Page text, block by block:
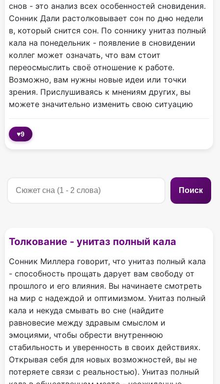
снов - это анализ всех особенностей сновидения.
Сонник Дали растолковывает сон по дню недели
в, который снится сон. По соннику унитаз полный
кала на понедельник - появление в сновидении
коллег может означать, что вам стоит
переосмыслить своё отношение к работе.
Возможно, вам нужны новые идеи или точки
зрения. Прислушиваясь к мнениям других, вы
можете значительно изменить свою ситуацию
♥9
Поиск
Толкование - унитаз полный кала
Сонник Миллера говорит, что унитаз полный кала
- способность прощать дарует вам свободу от
прошлого и его влияния. Вы начинаете смотреть
на мир с надеждой и оптимизмом. Унитаз полный
кала и некуда смывать во сне (найдите
равновесие между здравым смыслом и
эмоциями, чтобы обрести внутреннюю
стабильность и уверенность в своих действиях.
Открывая себя для новых возможностей, вы не
потеряете связи с реальностью). Унитаз полный